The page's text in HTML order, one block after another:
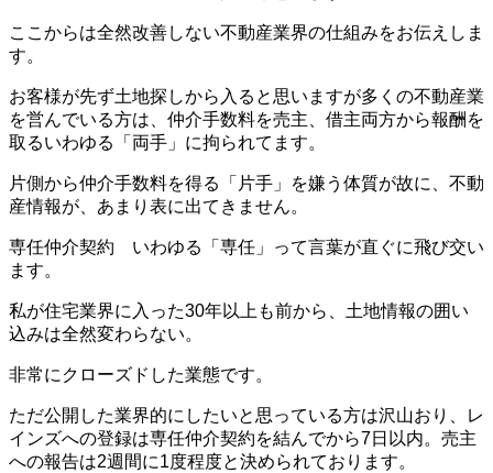
ここからは全然改善しない不動産業界の仕組みをお伝えしま
す。
お客様が先ず土地探しから入ると思いますが多くの不動産業
を営んでいる方は、仲介手数料を売主、借主両方から報酬を
取るいわゆる「両手」に拘られてます。
片側から仲介手数料を得る「片手」を嫌う体質が故に、不動
産情報が、あまり表に出てきません。
専任仲介契約 いわゆる「専任」って言葉が直ぐに飛び交い
ます。
私が住宅業界に入った30年以上も前から、土地情報の囲い
込みは全然変わらない。
非常にクローズドした業態です。
ただ公開した業界的にしたいと思っている方は沢山おり、レ
インズへの登録は専任仲介契約を結んでから7日以内。売主
への報告は2週間に1度程度と決められております。